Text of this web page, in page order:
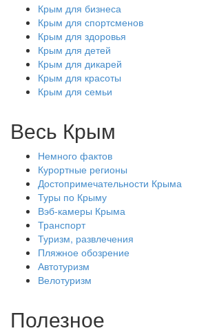
Крым для бизнеса
Крым для спортсменов
Крым для здоровья
Крым для детей
Крым для дикарей
Крым для красоты
Крым для семьи
Весь Крым
Немного фактов
Курортные регионы
Достопримечательности Крыма
Туры по Крыму
Вэб-камеры Крыма
Транспорт
Туризм, развлечения
Пляжное обозрение
Автотуризм
Велотуризм
Полезное